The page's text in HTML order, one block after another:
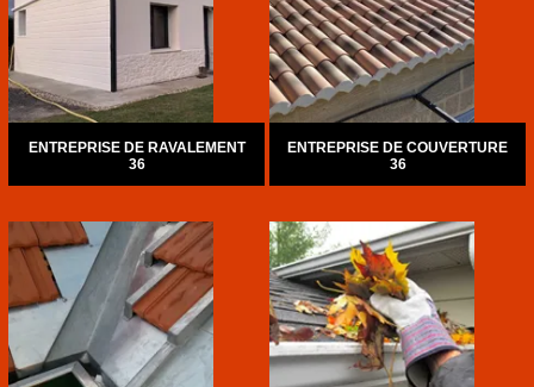
ENTREPRISE DE RAVALEMENT
36
ENTREPRISE DE COUVERTURE
36